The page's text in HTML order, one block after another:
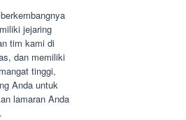
jejaring
tim kami di
dan memiliki
tinggi,
Anda untuk
lamaran Anda